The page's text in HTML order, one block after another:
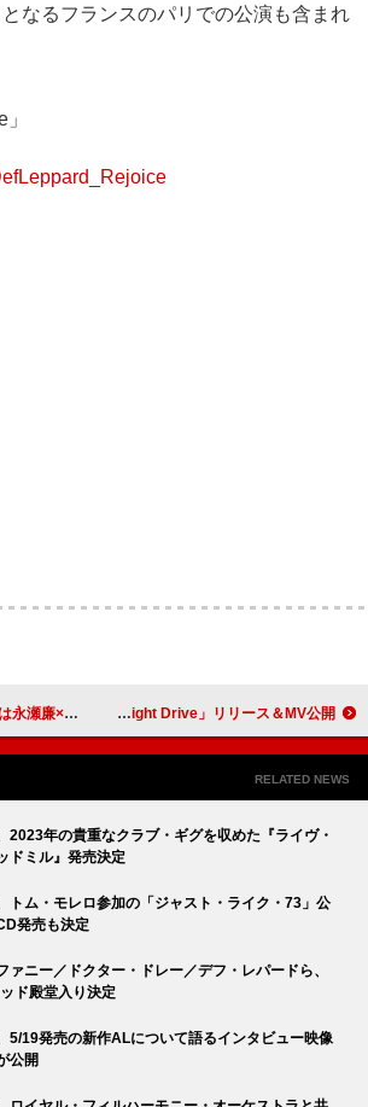
なるフランスのパリでの公演も含まれ
主題歌「Waltz for Lily」 STUTS／ジュリア・ウー／プム・ヴィプリット、コラボ楽曲「Night Drive」リリース＆MV公開
RELATED NEWS
2023年の貴重なクラブ・ギグを収めた『ライヴ・
ドミル』発売決定
トム・モレロ参加の「ジャスト・ライク・73」公
発売も決定
ァニー／ドクター・ドレー／デフ・レパードら、
ド殿堂入り決定
5/19発売の新作ALについて語るインタビュー映像
公開